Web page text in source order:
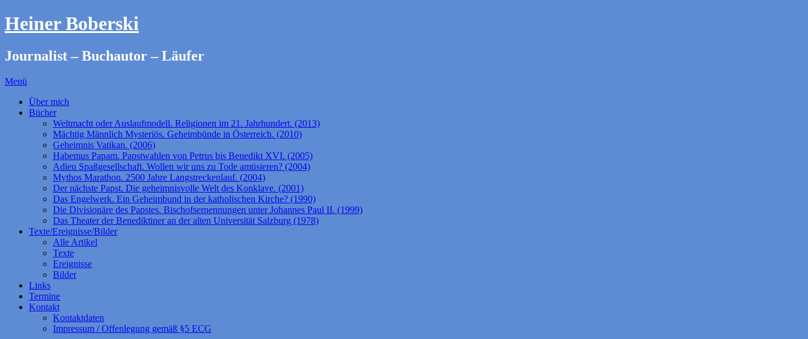
Heiner Boberski
Journalist – Buchautor – Läufer
Menü
Über mich
Bücher
Weltmacht oder Auslaufmodell. Religionen im 21. Jahrhundert. (2013)
Mächtig Männlich Mysteriös. Geheimbünde in Österreich. (2010)
Geheimnis Vatikan. (2006)
Habemus Papam. Papstwahlen von Petrus bis Benedikt XVI. (2005)
Adieu Spaßgesellschaft. Wollen wir uns zu Tode amüsieren? (2004)
Mythos Marathon. 2500 Jahre Langstreckenlauf. (2004)
Der nächste Papst. Die geheimnisvolle Welt des Konklave. (2001)
Das Engelwerk. Ein Geheimbund in der katholischen Kirche? (1990)
Die Divisionäre des Papstes. Bischofsernennungen unter Johannes Paul II. (1999)
Das Theater der Benediktiner an der alten Universität Salzburg (1978)
Texte/Ereignisse/Bilder
Alle Artikel
Texte
Ereignisse
Bilder
Links
Termine
Kontakt
Kontaktdaten
Impressum / Offenlegung gemäß §5 ECG